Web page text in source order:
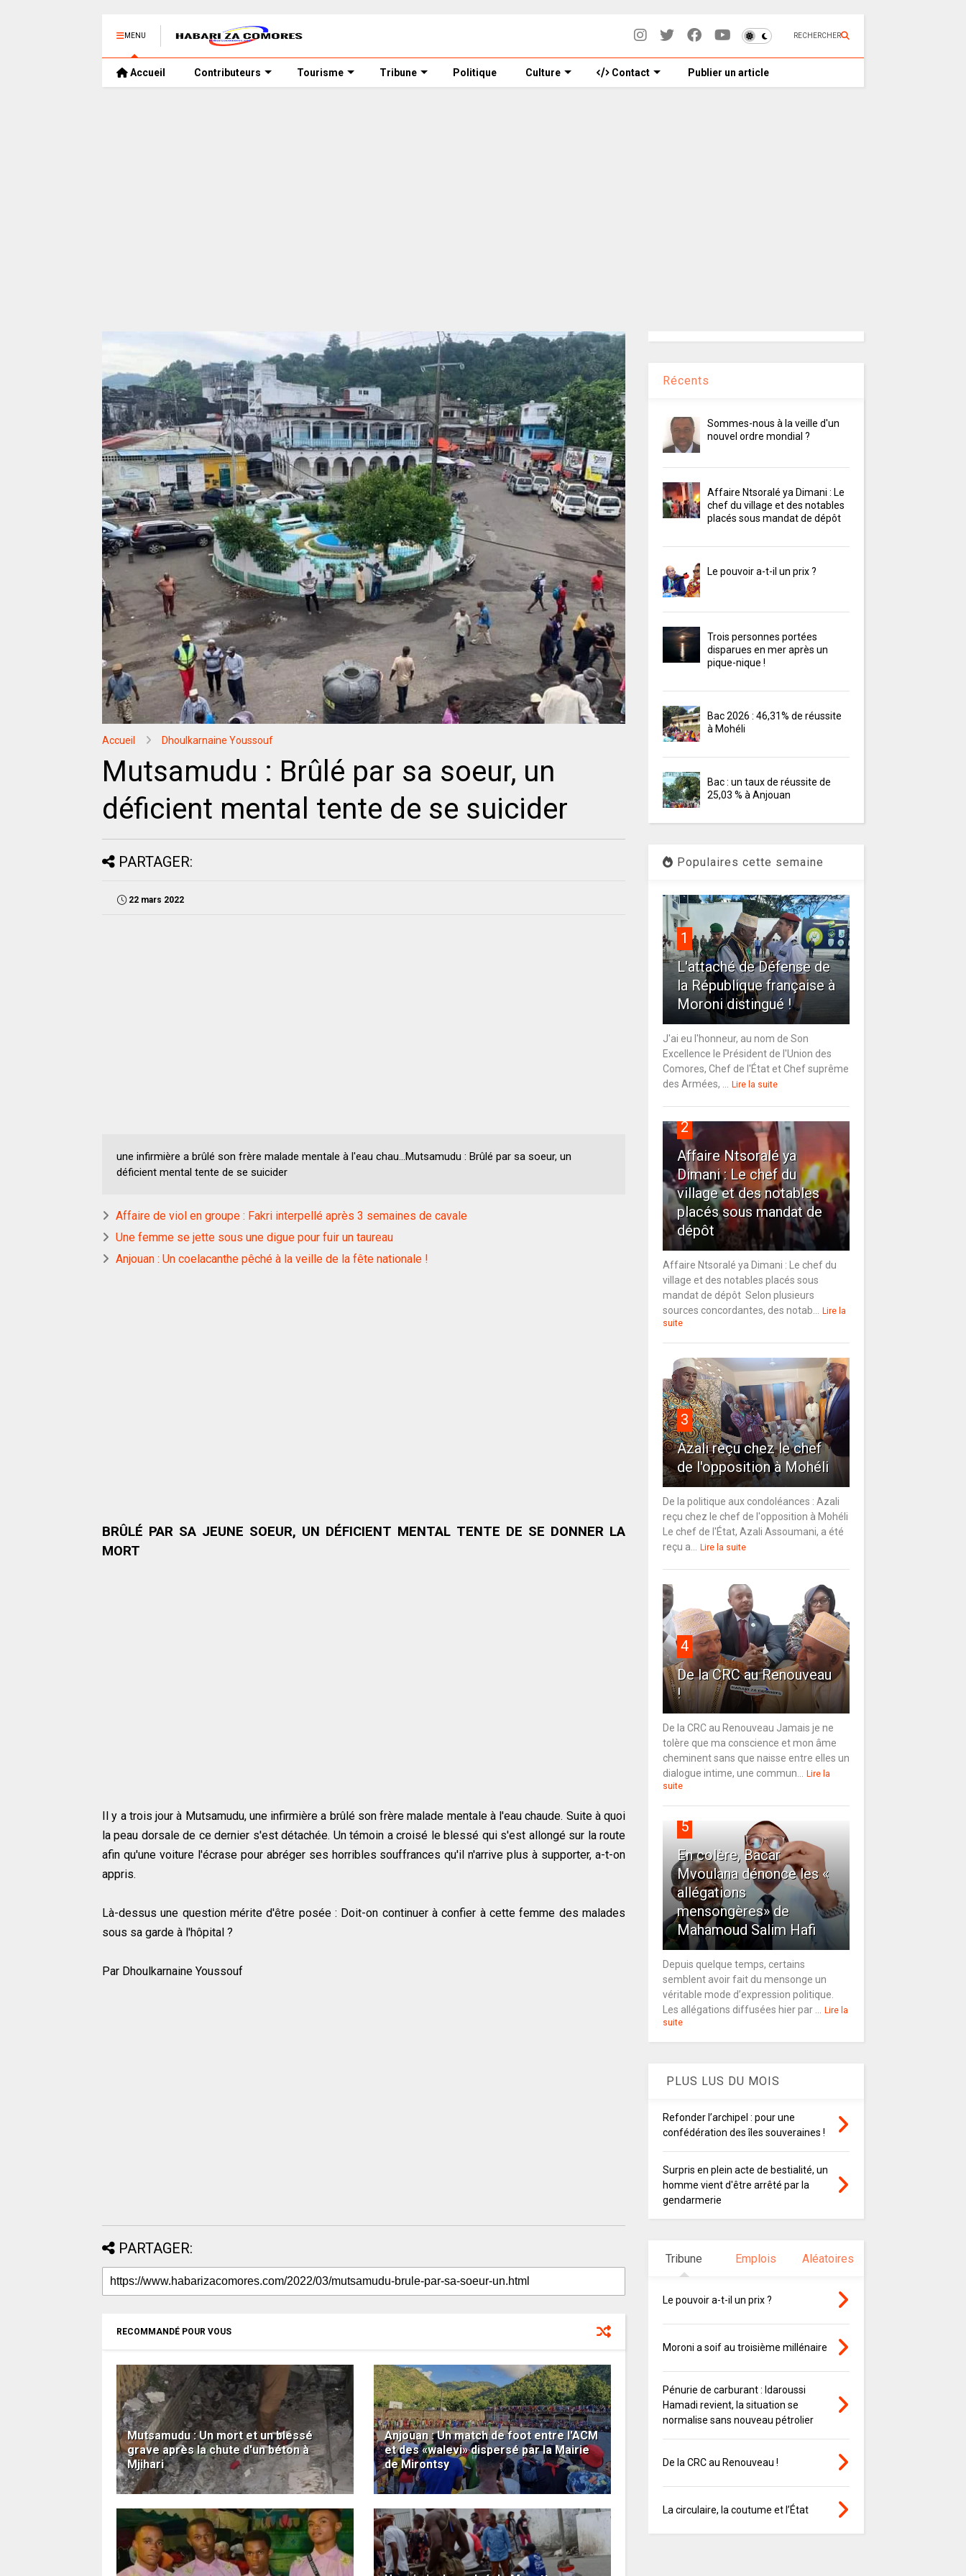
MENU RECHERCHER
Accueil Contributeurs Tourisme Tribune Politique Culture Contact Publier un article
Accueil Dhoulkarnaine Youssouf
Mutsamudu : Brûlé par sa soeur, un
déficient mental tente de se suicider
PARTAGER:
22 mars 2022
une infirmière a brûlé son frère malade mentale à l'eau chau...Mutsamudu : Brûlé par sa soeur, un
déficient mental tente de se suicider
Affaire de viol en groupe : Fakri interpellé après 3 semaines de cavale
Une femme se jette sous une digue pour fuir un taureau
Anjouan : Un coelacanthe pêché à la veille de la fête nationale !
BRÛLÉ PAR SA JEUNE SOEUR, UN DÉFICIENT MENTAL TENTE DE SE DONNER LA
MORT
Il y a trois jour à Mutsamudu, une infirmière a brûlé son frère malade mentale à l'eau chaude. Suite à quoi
la peau dorsale de ce dernier s'est détachée. Un témoin a croisé le blessé qui s'est allongé sur la route
afin qu'une voiture l'écrase pour abréger ses horribles souffrances qu'il n'arrive plus à supporter, a-t-on
appris.
Là-dessus une question mérite d'être posée : Doit-on continuer à confier à cette femme des malades
sous sa garde à l'hôpital ?
Par Dhoulkarnaine Youssouf
PARTAGER:
RECOMMANDÉ POUR VOUS
Mutsamudu : Un mort et un blessé
grave après la chute d'un béton à
Mjihari
Anjouan : Un match de foot entre l'ACM
et des «walevi» dispersé par la Mairie
de Mirontsy
Récents
Sommes-nous à la veille d'un
nouvel ordre mondial ?
Affaire Ntsoralé ya Dimani : Le
chef du village et des notables
placés sous mandat de dépôt
Le pouvoir a-t-il un prix ?
Trois personnes portées
disparues en mer après un
pique-nique !
Bac 2026 : 46,31% de réussite
à Mohéli
Bac : un taux de réussite de
25,03 % à Anjouan
Populaires cette semaine
1
L'attaché de Défense de
la République française à
Moroni distingué !
J'ai eu l'honneur, au nom de Son
Excellence le Président de l'Union des
Comores, Chef de l'État et Chef suprême
des Armées, ...
Lire la suite
2
Affaire Ntsoralé ya
Dimani : Le chef du
village et des notables
placés sous mandat de
dépôt
Affaire Ntsoralé ya Dimani : Le chef du
village et des notables placés sous
mandat de dépôt Selon plusieurs
sources concordantes, des notab...
Lire la
suite
3
Azali reçu chez le chef
de l'opposition à Mohéli
De la politique aux condoléances : Azali
reçu chez le chef de l'opposition à Mohéli
Le chef de l'État, Azali Assoumani, a été
reçu a...
Lire la suite
4
De la CRC au Renouveau
!
De la CRC au Renouveau Jamais je ne
tolère que ma conscience et mon âme
cheminent sans que naisse entre elles un
dialogue intime, une commun...
Lire la
suite
5
En colère, Bacar
Mvoulana dénonce les «
allégations
mensongères» de
Mahamoud Salim Hafi
Depuis quelque temps, certains
semblent avoir fait du mensonge un
véritable mode d’expression politique.
Les allégations diffusées hier par ...
Lire la
suite
PLUS LUS DU MOIS
Refonder l’archipel : pour une
confédération des îles souveraines !
Surpris en plein acte de bestialité, un
homme vient d'être arrêté par la
gendarmerie
Tribune Emplois Aléatoires
Le pouvoir a-t-il un prix ?
Moroni a soif au troisième millénaire
Pénurie de carburant : Idaroussi
Hamadi revient, la situation se
normalise sans nouveau pétrolier
De la CRC au Renouveau !
La circulaire, la coutume et l’État